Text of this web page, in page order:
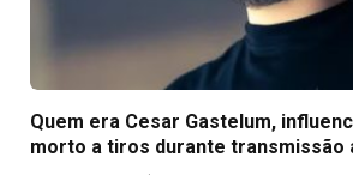
Quem era Cesar Gastelum,
morto a tiros durante transmissão